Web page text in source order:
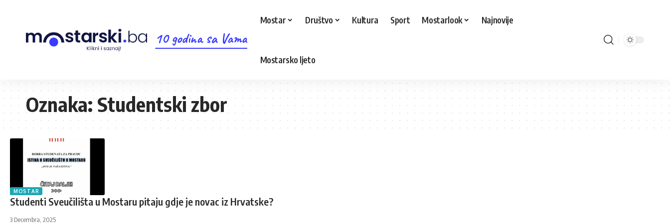
10 godina sa Vama
Mostar Društvo Kultura Sport Mostarlook Najnovije
Mostarsko ljeto
Oznaka:Studentski zbor
MOSTAR
Studenti Sveučilišta u Mostaru pitaju gdje je novac iz Hrvatske?
3 Decembra, 2025